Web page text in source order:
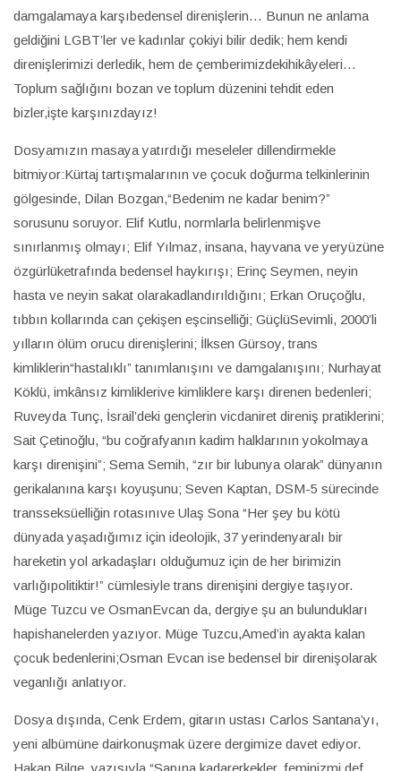
damgalamaya karşıbedensel direnişlerin… Bunun ne anlama
geldiğini LGBT’ler ve kadınlar çokiyi bilir dedik; hem kendi
direnişlerimizi derledik, hem de çemberimizdekihikâyeleri…
Toplum sağlığını bozan ve toplum düzenini tehdit eden
bizler,işte karşınızdayız!
Dosyamızın masaya yatırdığı meseleler dillendirmekle
bitmiyor:Kürtaj tartışmalarının ve çocuk doğurma telkinlerinin
gölgesinde, Dilan Bozgan,“Bedenim ne kadar benim?”
sorusunu soruyor. Elif Kutlu, normlarla belirlenmişve
sınırlanmış olmayı; Elif Yılmaz, insana, hayvana ve yeryüzüne
özgürlüketrafında bedensel haykırışı; Erinç Seymen, neyin
hasta ve neyin sakat olarakadlandırıldığını; Erkan Oruçoğlu,
tıbbın kollarında can çekişen eşcinselliği; GüçlüSevimli, 2000’li
yılların ölüm orucu direnişlerini; İlksen Gürsoy, trans
kimliklerin“hastalıklı” tanımlanışını ve damgalanışını; Nurhayat
Köklü, imkânsız kimliklerive kimliklere karşı direnen bedenleri;
Ruveyda Tunç, İsrail’deki gençlerin vicdaniret direniş pratiklerini;
Sait Çetinoğlu, “bu coğrafyanın kadim halklarının yokolmaya
karşı direnişini”; Sema Semih, “zır bir lubunya olarak” dünyanın
gerikalanına karşı koyuşunu; Seven Kaptan, DSM-5 sürecinde
transseksüelliğin rotasınıve Ulaş Sona “Her şey bu kötü
dünyada yaşadığımız için ideolojik, 37 yerindenyaralı bir
hareketin yol arkadaşları olduğumuz için de her birimizin
varlığıpolitiktir!” cümlesiyle trans direnişini dergiye taşıyor.
Müge Tuzcu ve OsmanEvcan da, dergiye şu an bulundukları
hapishanelerden yazıyor. Müge Tuzcu,Amed’in ayakta kalan
çocuk bedenlerini;Osman Evcan ise bedensel bir direnişolarak
veganlığı anlatıyor.
Dosya dışında, Cenk Erdem, gitarın ustası Carlos Santana’yı,
yeni albümüne dairkonuşmak üzere dergimize davet ediyor.
Hakan Bilge, yazısıyla “Sapına kadarerkekler, feminizmi def